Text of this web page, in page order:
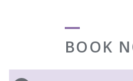
BOOK